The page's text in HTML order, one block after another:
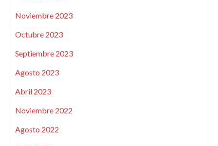
Noviembre 2023
Octubre 2023
Septiembre 2023
Agosto 2023
Abril 2023
Noviembre 2022
Agosto 2022